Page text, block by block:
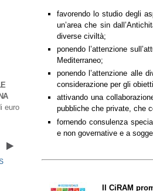
favorendo lo studio degli
un’area che sin
diverse civiltà;
ponendo l’attenzione
Mediterraneo;
ponendo l’attenzione alle
considerazione per gli
attivando una
pubbliche che private, che
fornendo consulenza
e non governative e a
Il CiRAM
euro
CIRAM BOOK SERIES CALL FOR
THE CHANGING ADRIATIC: CLIMATE,
TERRITORIAL SUSTAINABILITY AND
GOVERNANCE OF COASTAL
Abstract submission deadline: 30